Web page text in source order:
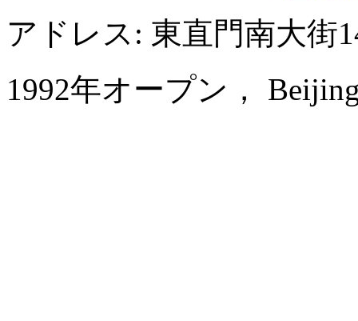
アドレス: 東直門南大街
1992年オープン，